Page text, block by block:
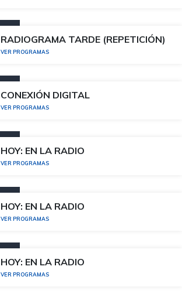
RADIOGRAMA TARDE (REPETICIÓN)
VER PROGRAMAS
CONEXIÓN DIGITAL
VER PROGRAMAS
HOY: EN LA RADIO
VER PROGRAMAS
HOY: EN LA RADIO
VER PROGRAMAS
HOY: EN LA RADIO
VER PROGRAMAS